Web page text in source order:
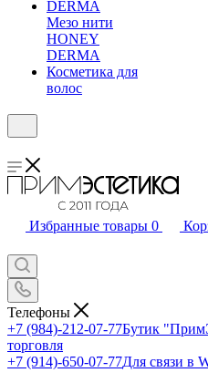
Мезо нити
HONEY
DERMA
Косметика для
волос
Избранные товары 0
Телефоны
+7 (984)-212-07-77Бутик
торговля
+7 (914)-650-07-77Для связи в